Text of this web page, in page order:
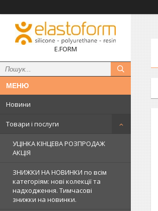
E.FORM
Новини
Товари і послуги
УЦІНКА КІНЦЕВА РОЗПРОДАЖ
АКЦІЯ
ЗНИЖКИ НА НОВИНКИ по всім
категоріям: нові колекцїї та
надходження. Тимчасові
знижки на новинки.